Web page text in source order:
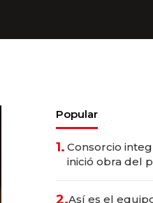
Popular
1. Consorcio
inició obra del
2.Así es el